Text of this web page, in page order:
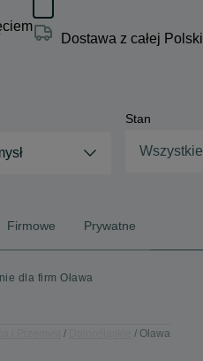
Dostawa z całej Polski
Stan
Wszystkie
Firmowe Prywatne
dla firm Oława
Oława